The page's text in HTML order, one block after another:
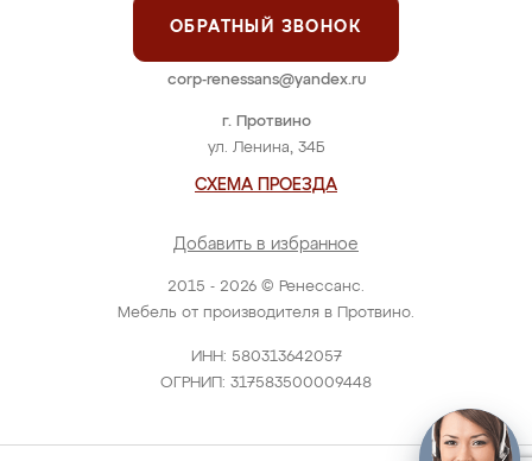
2015 - 2026 © Ренессанс.
Мебель от производителя в Протвино.
ИНН: 580313642057
ОГРНИП: 317583500009448
г. Протвино
ул. Ленина, 34Б
СХЕМА ПРОЕЗДА
Добавить в избранное
ОБРАТНЫЙ ЗВОНОК
corp-renessans@yandex.ru